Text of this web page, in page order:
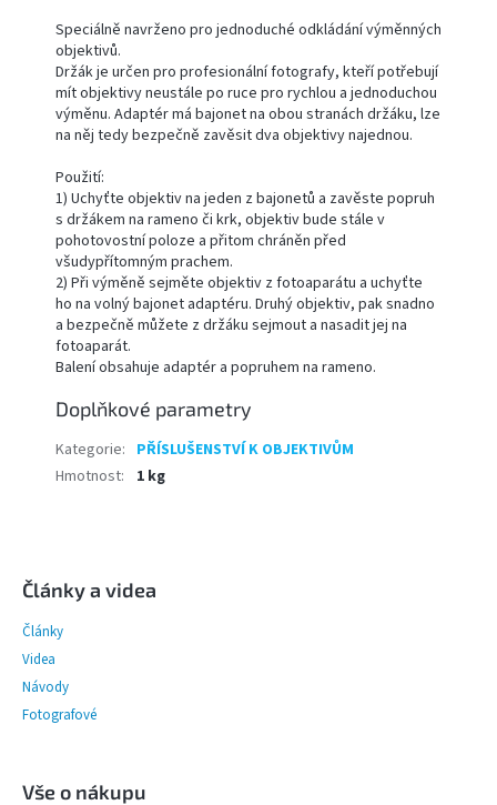
Speciálně navrženo pro jednoduché odkládání výměnných
objektivů.
Držák je určen pro profesionální fotografy, kteří potřebují
mít objektivy neustále po ruce pro rychlou a jednoduchou
výměnu. Adaptér má bajonet na obou stranách držáku, lze
na něj tedy bezpečně zavěsit dva objektivy najednou.
Použití:
1) Uchyťte objektiv na jeden z bajonetů a zavěste popruh
s držákem na rameno či krk, objektiv bude stále v
pohotovostní poloze a přitom chráněn před
všudypřítomným prachem.
2) Při výměně sejměte objektiv z fotoaparátu a uchyťte
ho na volný bajonet adaptéru. Druhý objektiv, pak snadno
a bezpečně můžete z držáku sejmout a nasadit jej na
fotoaparát.
Balení obsahuje adaptér a popruhem na rameno.
Doplňkové parametry
Kategorie: PŘÍSLUŠENSTVÍ K OBJEKTIVŮM
Hmotnost: 1 kg
Články a videa
Články
Videa
Návody
Fotografové
Vše o nákupu